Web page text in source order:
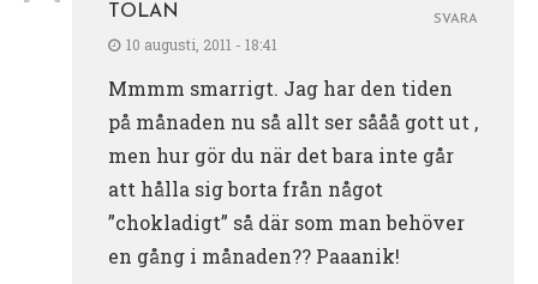
TOLAN
10 augusti, 2011 - 18:41
Mmmm smarrigt. Jag har den tiden
på månaden nu så allt ser sååå gott ut ,
men hur gör du när det bara inte går
att hålla sig borta från något
”chokladigt” så där som man behöver
en gång i månaden?? Paaanik!
SVARA